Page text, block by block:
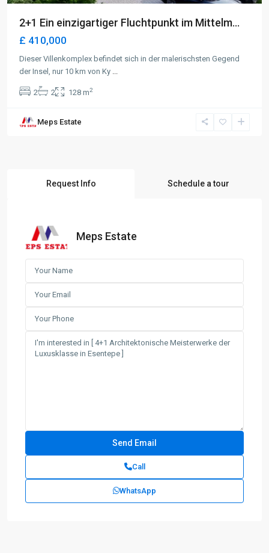
2+1 Ein einzigartiger Fluchtpunkt im Mittelm...
£ 410,000
Dieser Villenkomplex befindet sich in der malerischsten Gegend
der Insel, nur 10 km von Ky
2 2 128 m2
Meps Estate
Request Info Schedule a tour
Meps Estate
Call
WhatsApp